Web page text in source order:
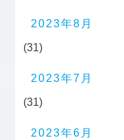
2023年8月
(31)
2023年7月
(31)
2023年6月